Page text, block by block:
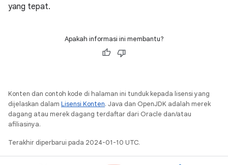
yang tepat.
Apakah informasi ini membantu?
Konten dan contoh kode di halaman ini tunduk kepada lisensi yang
dijelaskan dalam Lisensi Konten. Java dan OpenJDK adalah merek
dagang atau merek dagang terdaftar dari Oracle dan/atau
afiliasinya.
Terakhir diperbarui pada 2024-01-10 UTC.